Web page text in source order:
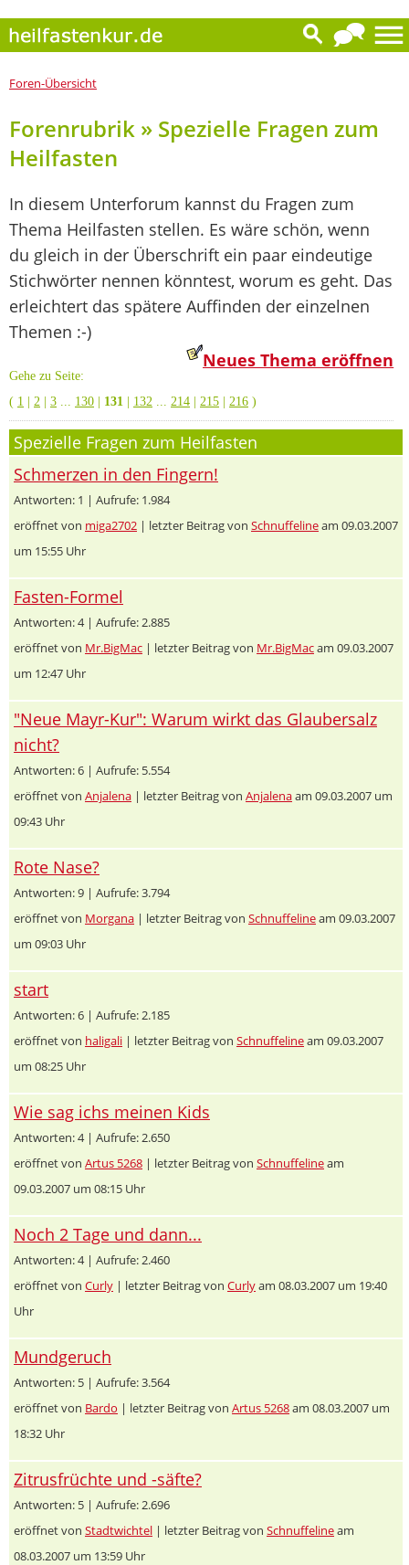
Foren-Übersicht
Forenrubrik » Spezielle Fragen zum
Heilfasten
In diesem Unterforum kannst du Fragen zum
Thema Heilfasten stellen. Es wäre schön, wenn
du gleich in der Überschrift ein paar eindeutige
Stichwörter nennen könntest, worum es geht. Das
erleichtert das spätere Auffinden der einzelnen
Themen :-)
Neues Thema eröffnen
Gehe zu Seite:
( 1 2 3 130 131 132 214 215 216 )
Spezielle Fragen zum Heilfasten
Schmerzen in den Fingern!
Antworten: 1 | Aufrufe: 1.984
eröffnet von miga2702 | letzter Beitrag von Schnuffelineam 09.03.2007
um 15:55 Uhr
Fasten-Formel
Antworten: 4 | Aufrufe: 2.885
eröffnet von Mr.BigMac | letzter Beitrag von Mr.BigMacam 09.03.2007
um 12:47 Uhr
"Neue Mayr-Kur": Warum wirkt das Glaubersalz
nicht?
Antworten: 6 | Aufrufe: 5.554
eröffnet von Anjalena | letzter Beitrag von Anjalenaam 09.03.2007 um
09:43 Uhr
Rote Nase?
Antworten: 9 | Aufrufe: 3.794
eröffnet von Morgana | letzter Beitrag von Schnuffelineam 09.03.2007
um 09:03 Uhr
start
Antworten: 6 | Aufrufe: 2.185
eröffnet von haligali | letzter Beitrag von Schnuffelineam 09.03.2007
um 08:25 Uhr
Wie sag ichs meinen Kids
Antworten: 4 | Aufrufe: 2.650
eröffnet von Artus 5268 | letzter Beitrag von Schnuffelineam
09.03.2007 um 08:15 Uhr
Noch 2 Tage und dann...
Antworten: 4 | Aufrufe: 2.460
eröffnet von Curly | letzter Beitrag von Curlyam 08.03.2007 um 19:40
Uhr
Mundgeruch
Antworten: 5 | Aufrufe: 3.564
eröffnet von Bardo | letzter Beitrag von Artus 5268am 08.03.2007 um
18:32 Uhr
Zitrusfrüchte und -säfte?
Antworten: 5 | Aufrufe: 2.696
eröffnet von Stadtwichtel | letzter Beitrag von Schnuffelineam
08.03.2007 um 13:59 Uhr